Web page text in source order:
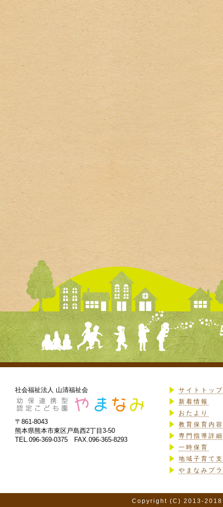
社会福祉法人 山清福祉会
〒861-8043
熊本県熊本市東区戸島西2丁目3-50
TEL.096-369-0375 FAX.096-365-8293
サイトトップ
新着情報
おたより
教育保育内
専門指導詳細
一時保育
地域子育て
やまなみプ
Copyright (C) 2013-